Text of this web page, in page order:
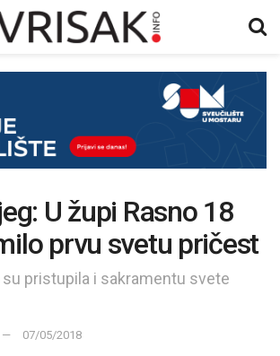
U župi Rasno 18
prvu svetu pričest
su pristupila i sakramentu svete
07/05/2018